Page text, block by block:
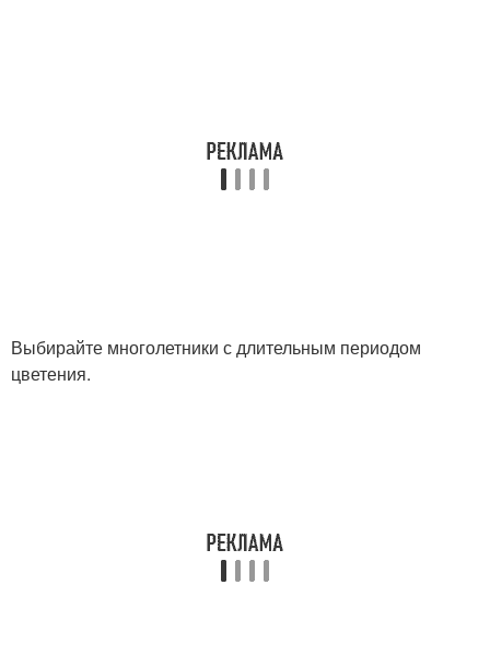
Выбирайте многолетники с длительным периодом
цветения.